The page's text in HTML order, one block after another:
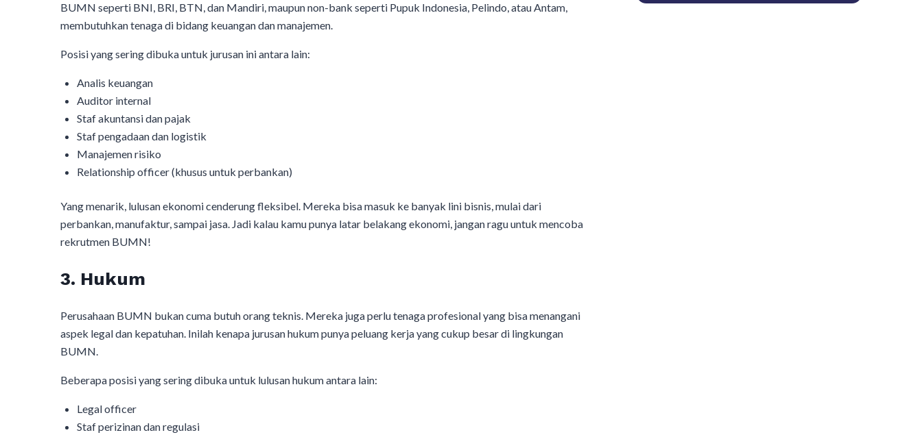
BUMN seperti BNI, BRI, BTN, dan Mandiri, maupun non-bank seperti Pupuk Indonesia, Pelindo, atau Antam,
membutuhkan tenaga di bidang keuangan dan manajemen.
Posisi yang sering dibuka untuk jurusan ini antara lain:
Analis keuangan
Auditor internal
Staf akuntansi dan pajak
Staf pengadaan dan logistik
Manajemen risiko
Relationship officer (khusus untuk perbankan)
Yang menarik, lulusan ekonomi cenderung fleksibel. Mereka bisa masuk ke banyak lini bisnis, mulai dari
perbankan, manufaktur, sampai jasa. Jadi kalau kamu punya latar belakang ekonomi, jangan ragu untuk mencoba
rekrutmen BUMN!
3. Hukum
Perusahaan BUMN bukan cuma butuh orang teknis. Mereka juga perlu tenaga profesional yang bisa menangani
aspek legal dan kepatuhan. Inilah kenapa jurusan hukum punya peluang kerja yang cukup besar di lingkungan
BUMN.
Beberapa posisi yang sering dibuka untuk lulusan hukum antara lain:
Legal officer
Staf perizinan dan regulasi